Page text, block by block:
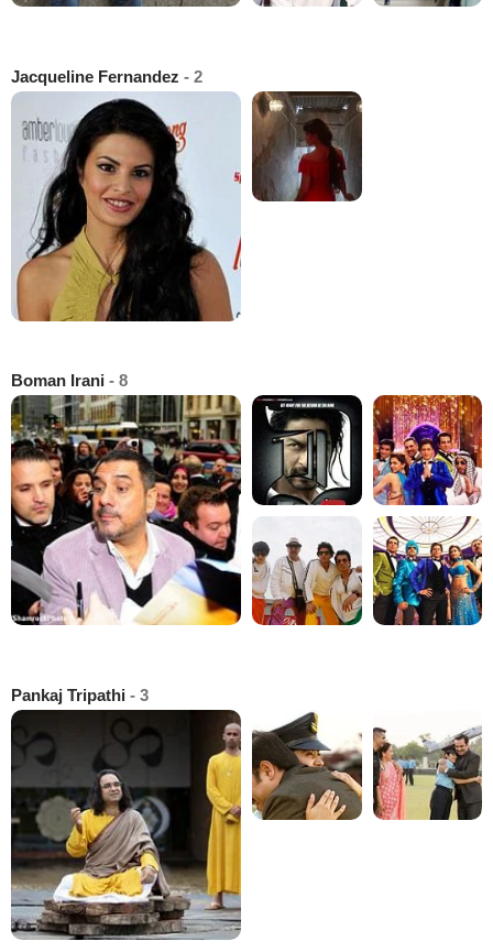
Jacqueline Fernandez - 2
Boman Irani - 8
Pankaj Tripathi - 3